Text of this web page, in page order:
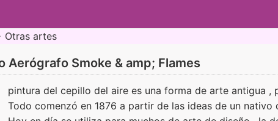
Otras artes
Aerógrafo Smoke & amp; Flames
pintura del cepillo del aire es una forma de arte antigua ,
Todo comenzó en 1876 a partir de las ideas de un nativo